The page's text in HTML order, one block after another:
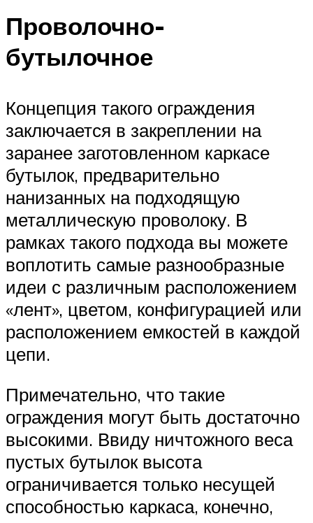
Проволочно-
бутылочное
Концепция такого ограждения
заключается в закреплении на
заранее заготовленном каркасе
бутылок, предварительно
нанизанных на подходящую
металлическую проволоку. В
рамках такого подхода вы можете
воплотить самые разнообразные
идеи с различным расположением
«лент», цветом, конфигурацией или
расположением емкостей в каждой
цепи.
Примечательно, что такие
ограждения могут быть достаточно
высокими. Ввиду ничтожного веса
пустых бутылок высота
ограничивается только несущей
способностью каркаса, конечно,